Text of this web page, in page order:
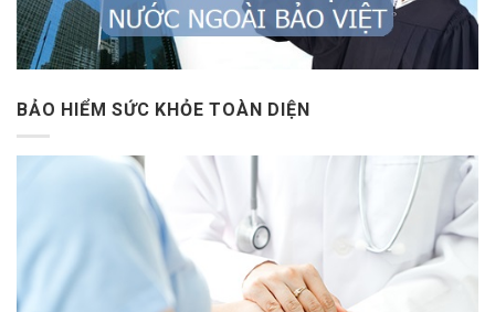
BẢO HIỂM SỨC KHỎE TOÀN DIỆN